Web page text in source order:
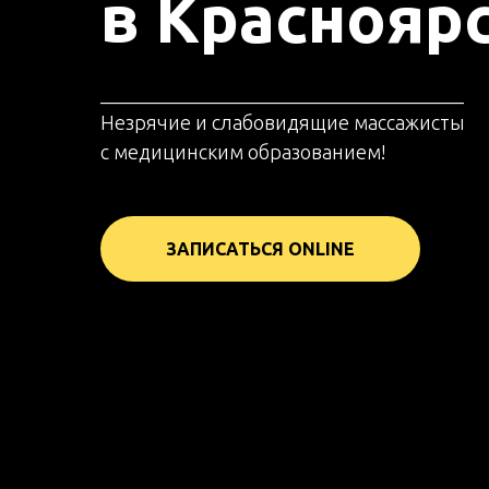
в
Незрячие и слабовидящие массажисты
с медицинским образованием!
ЗАПИСАТЬСЯ ONLINE